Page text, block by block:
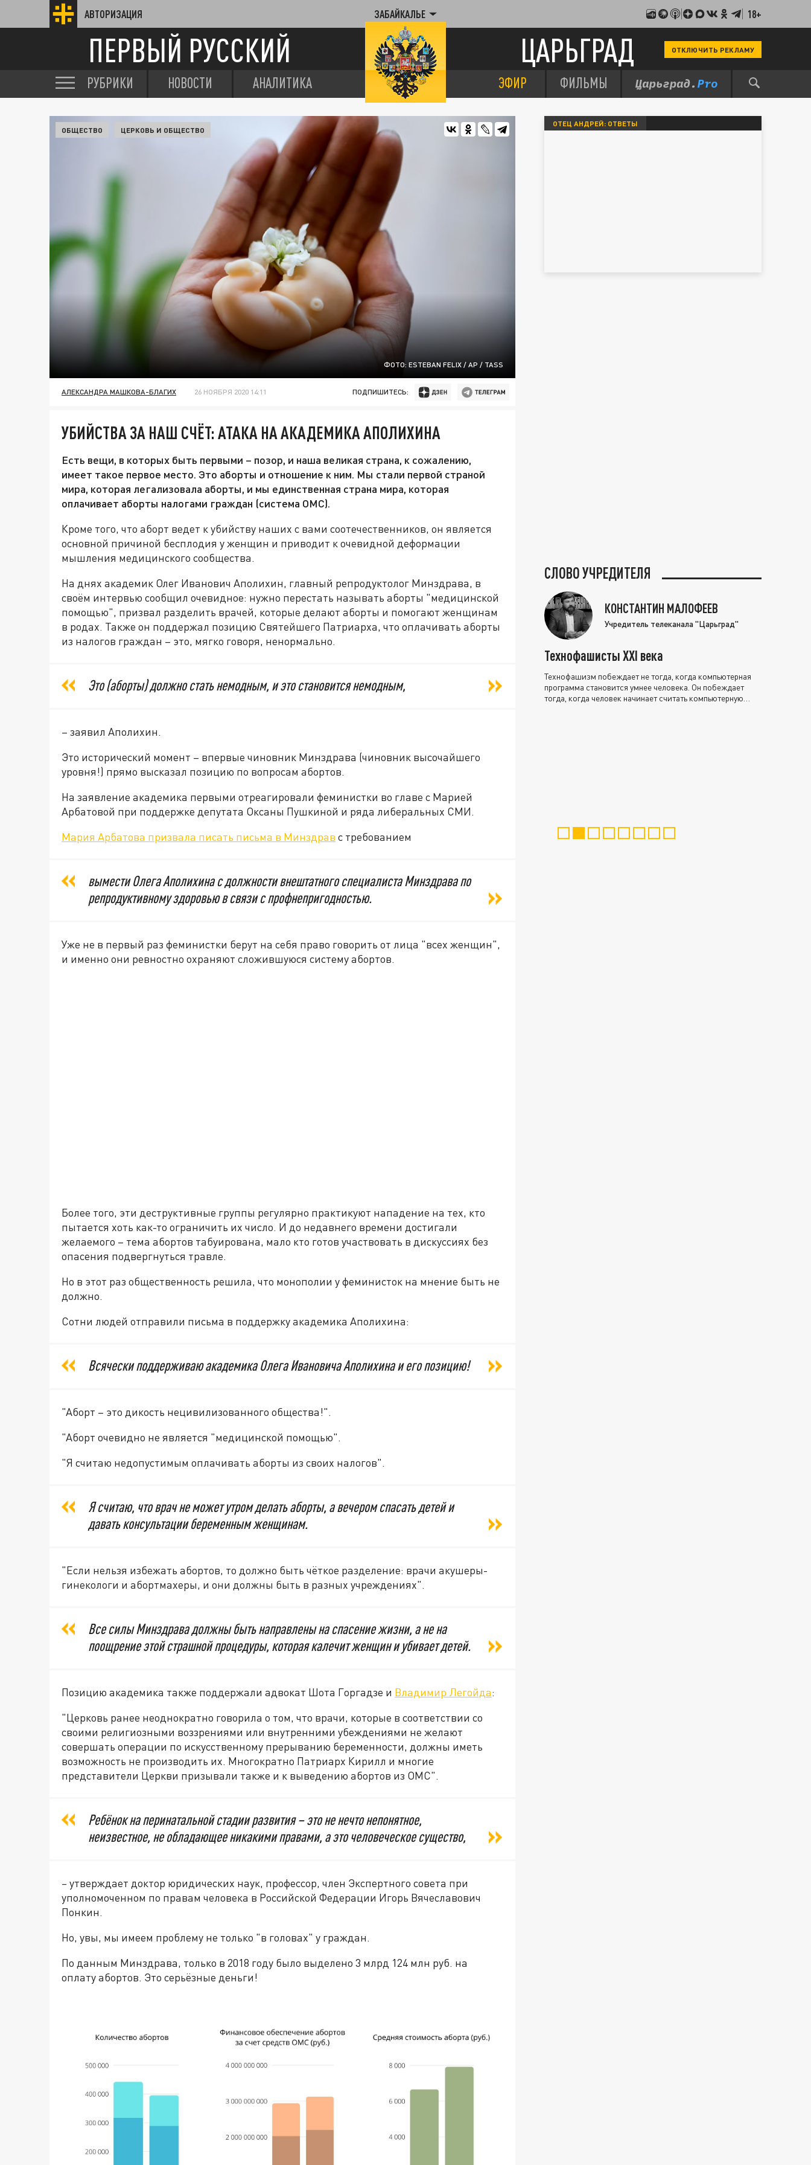
АВТОРИЗАЦИЯ ЗАБАЙКАЛЬЕ 18+
ПЕРВЫЙ РУССКИЙ ЦАРЬГРАД ОТКЛЮЧИТЬ РЕКЛАМУ
РУБРИКИ НОВОСТИ АНАЛИТИКА ЭФИР ФИЛЬМЫ
ФОТО: ESTEBAN FELIX / AP / TASS
ОБЩЕСТВО ЦЕРКОВЬ И ОБЩЕСТВО
АЛЕКСАНДРА МАШКОВА-БЛАГИХ 26 НОЯБРЯ 2020 14:11 ПОДПИШИТЕСЬ:
УБИЙСТВА ЗА НАШ СЧЁТ: АТАКА НА АКАДЕМИКА АПОЛИХИНА
Есть вещи, в которых быть первыми – позор, и наша великая страна, к сожалению,
имеет такое первое место. Это аборты и отношение к ним. Мы стали первой страной
мира, которая легализовала аборты, и мы единственная страна мира, которая
оплачивает аборты налогами граждан (система ОМС).
Кроме того, что аборт ведет к убийству наших с вами соотечественников, он является
основной причиной бесплодия у женщин и приводит к очевидной деформации
мышления медицинского сообщества.
На днях академик Олег Иванович Аполихин, главный репродуктолог Минздрава, в
своём интервью сообщил очевидное: нужно перестать называть аборты "медицинской
помощью", призвал разделить врачей, которые делают аборты и помогают женщинам
в родах. Также он поддержал позицию Святейшего Патриарха, что оплачивать аборты
из налогов граждан – это, мягко говоря, ненормально.
Это (аборты) должно стать немодным, и это становится немодным,
– заявил Аполихин.
Это исторический момент – впервые чиновник Минздрава (чиновник высочайшего
уровня!) прямо высказал позицию по вопросам абортов.
На заявление академика первыми отреагировали феминистки во главе с Марией
Арбатовой при поддержке депутата Оксаны Пушкиной и ряда либеральных СМИ.
Мария Арбатова призвала писать письма в Минздрав с требованием
вымести Олега Аполихина с должности внештатного специалиста Минздрава по
репродуктивному здоровью в связи с профнепригодностью.
Уже не в первый раз феминистки берут на себя право говорить от лица "всех женщин",
и именно они ревностно охраняют сложившуюся систему абортов.
Более того, эти деструктивные группы регулярно практикуют нападение на тех, кто
пытается хоть как-то ограничить их число. И до недавнего времени достигали
желаемого – тема абортов табуирована, мало кто готов участвовать в дискуссиях без
опасения подвергнуться травле.
Но в этот раз общественность решила, что монополии у феминисток на мнение быть не
должно.
Сотни людей отправили письма в поддержку академика Аполихина:
Всячески поддерживаю академика Олега Ивановича Аполихина и его позицию!
"Аборт – это дикость нецивилизованного общества!".
"Аборт очевидно не является "медицинской помощью".
"Я считаю недопустимым оплачивать аборты из своих налогов".
Я считаю, что врач не может утром делать аборты, а вечером спасать детей и
давать консультации беременным женщинам.
"Если нельзя избежать абортов, то должно быть чёткое разделение: врачи акушеры-
гинекологи и абортмахеры, и они должны быть в разных учреждениях".
Все силы Минздрава должны быть направлены на спасение жизни, а не на
поощрение этой страшной процедуры, которая калечит женщин и убивает детей.
Позицию академика также поддержали адвокат Шота Горгадзе и Владимир Легойда:
"Церковь ранее неоднократно говорила о том, что врачи, которые в соответствии со
своими религиозными воззрениями или внутренними убеждениями не желают
совершать операции по искусственному прерыванию беременности, должны иметь
возможность не производить их. Многократно Патриарх Кирилл и многие
представители Церкви призывали также и к выведению абортов из ОМС".
Ребёнок на перинатальной стадии развития – это не нечто непонятное,
неизвестное, не обладающее никакими правами, а это человеческое существо,
–утверждает доктор юридических наук, профессор, член Экспертного совета при
уполномоченном по правам человека в Российской Федерации Игорь Вячеславович
Понкин.
Но, увы, мы имеем проблему не только "в головах" у граждан.
По данным Минздрава, только в 2018 году было выделено 3 млрд 124 млн руб. на
оплату абортов. Это серьёзные деньги!
ОТЕЦ АНДРЕЙ: ОТВЕТЫ
СЛОВО УЧРЕДИТЕЛЯ
КОНСТАНТИН МАЛОФЕЕВ
Учредитель телеканала "Царьград"
Технофашисты XXI века
Технофашизм побеждает не тогда, когда компьютерная
программа становится умнее человека. Он побеждает
тогда, когда человек начинает считать компьютерную